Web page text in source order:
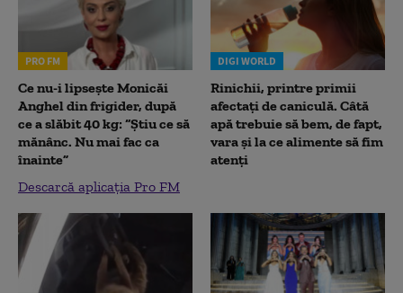
PRO FM
Ce nu-i lipsește Monicăi
Anghel din frigider, după
ce a slăbit 40 kg: “Știu ce să
mănânc. Nu mai fac ca
înainte”
Descarcă aplicația Pro FM
DIGI WORLD
Rinichii, printre primii
afectați de caniculă. Câtă
apă trebuie să bem, de fapt,
vara și la ce alimente să fim
atenți